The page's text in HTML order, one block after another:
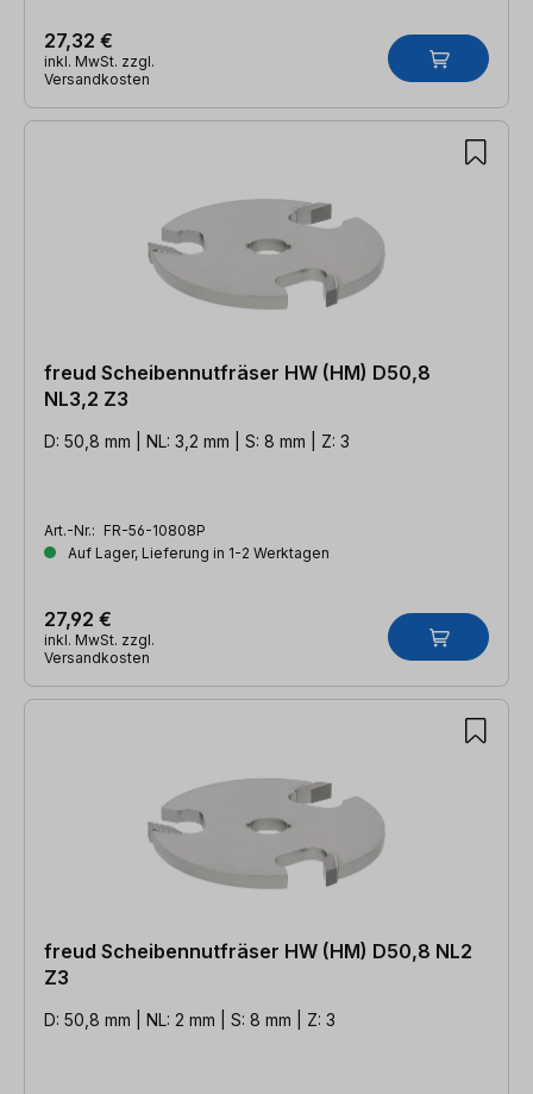
27,32 €
inkl. MwSt. zzgl.
Versandkosten
freud Scheibennutfräser HW (HM) D50,8
NL3,2 Z3
D: 50,8 mm | NL: 3,2 mm | S: 8 mm | Z: 3
Art.-Nr.: FR-56-10808P
Auf Lager, Lieferung in 1-2 Werktagen
27,92 €
inkl. MwSt. zzgl.
Versandkosten
freud Scheibennutfräser HW (HM) D50,8 NL2
Z3
D: 50,8 mm | NL: 2 mm | S: 8 mm | Z: 3